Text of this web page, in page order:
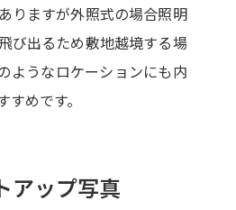
りますが外照式の場合照明
び出るため敷地越境する場
ようなロケーションにも内
すめです。
アップ写真